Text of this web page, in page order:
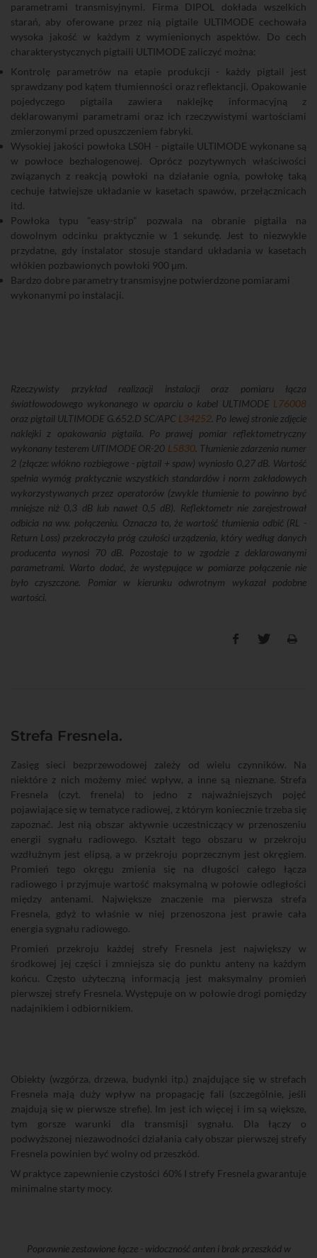
parametrami transmisyjnymi. Firma DIPOL dokłada wszelkich
starań, aby oferowane przez nią pigtaile ULTIMODE cechowała
wysoka jakość w każdym z wymienionych aspektów. Do cech
charakterystycznych pigtaili ULTIMODE zaliczyć można:
Kontrolę parametrów na etapie produkcji - każdy pigtail jest
sprawdzany pod kątem tłumienności oraz reflektancji. Opakowanie
pojedyczego pigtaila zawiera naklejkę informacyjną z
deklarowanymi parametrami oraz ich rzeczywistymi wartościami
zmierzonymi przed opuszczeniem fabryki.
Wysokiej jakości powłoka LS0H - pigtaile ULTIMODE wykonane są
w powłoce bezhalogenowej. Oprócz pozytywnych właściwości
związanych z reakcją powłoki na działanie ognia, powłokę taką
cechuje łatwiejsze układanie w kasetach spawów, przełącznicach
itd.
Powłoka typu "easy-strip" pozwala na obranie pigtaila na
dowolnym odcinku praktycznie w 1 sekundę. Jest to niezwykle
przydatne, gdy instalator stosuje standard układania w kasetach
włókien pozbawionych powłoki 900 μm.
Bardzo dobre parametry transmisyjne potwierdzone pomiarami
wykonanymi po instalacji.
Rzeczywisty przykład realizacji instalacji oraz pomiaru łącza
światłowodowego wykonanego w oparciu o kabel ULTIMODE L76008
oraz pigtail ULTIMODE G.652.D SC/APC L34252. Po lewej stronie zdjęcie
naklejki z opakowania pigtaila. Po prawej pomiar reflektometryczny
wykonany testerem UlTIMODE OR-20 L5830. Tłumienie zdarzenia numer
2 (złącze: włókno rozbiegowe - pigtail + spaw) wyniosło 0,27 dB. Wartość
spełnia wymóg praktycznie wszystkich standardów i norm zakładowych
wykorzystywanych przez operatorów (zwykle tłumienie to powinno być
mniejsze niż 0,3 dB lub nawet 0,5 dB). Reflektometr nie zarejestrował
odbicia na ww. połączeniu. Oznacza to, że wartość tłumienia odbić (RL -
Return Loss) przekroczyła próg czułości urządzenia, który według danych
producenta wynosi 70 dB. Pozostaje to w zgodzie z deklarowanymi
parametrami. Warto dodać, że występujące w pomiarze połączenie nie
było czyszczone. Pomiar w kierunku odwrotnym wykazał podobne
wartości.
Strefa Fresnela.
Zasięg sieci bezprzewodowej zależy od wielu czynników. Na
niektóre z nich możemy mieć wpływ, a inne są nieznane. Strefa
Fresnela (czyt. frenela) to jedno z najważniejszych pojęć
pojawiające się w tematyce radiowej, z którym koniecznie trzeba się
zapoznać. Jest nią obszar aktywnie uczestniczący w przenoszeniu
energii sygnału radiowego. Kształt tego obszaru w przekroju
wzdłużnym jest elipsą, a w przekroju poprzecznym jest okręgiem.
Promień tego okręgu zmienia się na długości całego łącza
radiowego i przyjmuje wartość maksymalną w połowie odległości
między antenami. Największe znaczenie ma pierwsza strefa
Fresnela, gdyż to właśnie w niej przenoszona jest prawie cała
energia sygnału radiowego.
Promień przekroju każdej strefy Fresnela jest największy w
środkowej jej części i zmniejsza się do punktu anteny na każdym
końcu. Często użyteczną informacją jest maksymalny promień
pierwszej strefy Fresnela. Występuje on w połowie drogi pomiędzy
nadajnikiem i odbiornikiem.
Obiekty (wzgórza, drzewa, budynki itp.) znajdujące się w strefach
Fresnela mają duży wpływ na propagację fali (szczególnie, jeśli
znajdują się w pierwsze strefie). Im jest ich więcej i im są większe,
tym gorsze warunki dla transmisji sygnału. Dla łączy o
podwyższonej niezawodności działania cały obszar pierwszej strefy
Fresnela powinien być wolny od przeszkód.
W praktyce zapewnienie czystości 60% I strefy Fresnela gwarantuje
minimalne starty mocy.
Poprawnie zestawione łącze - widoczność anten i brak przeszkód w